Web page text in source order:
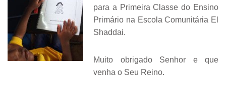
para a Primeira Classe do Ensino
Primário na Escola Comunitária El
Shaddai.
Muito obrigado Senhor e que
venha o Seu Reino.